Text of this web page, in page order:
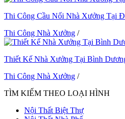
Thi Công Cầu Nối Nhà Xưởng Tại
Thi Công Nhà Xưởng /
Thiết Kế Nhà Xưởng Tại Bình
Thi Công Nhà Xưởng /
TÌM KIẾM THEO LOẠI HÌNH
Nội Thất Biệt Thự